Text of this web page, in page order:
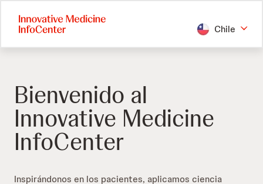
main
content
Chile
Bienvenido al
Innovative Medicine
InfoCenter
Inspirándonos en los pacientes, aplicamos ciencia